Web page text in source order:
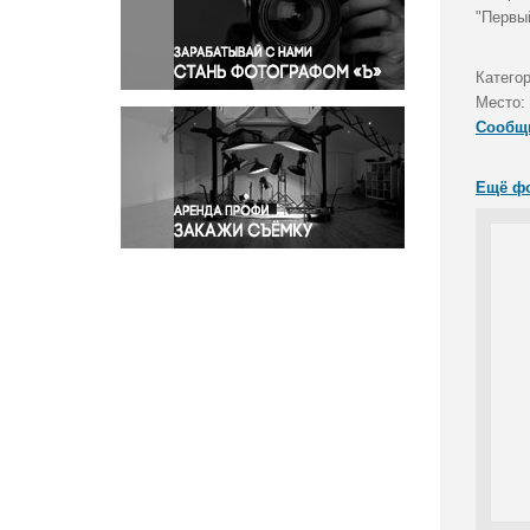
Правосудие
Происшествия и конфликты
Религия
Светская жизнь
Спорт
Экология
Экономика и бизнес
Место:
Ещё